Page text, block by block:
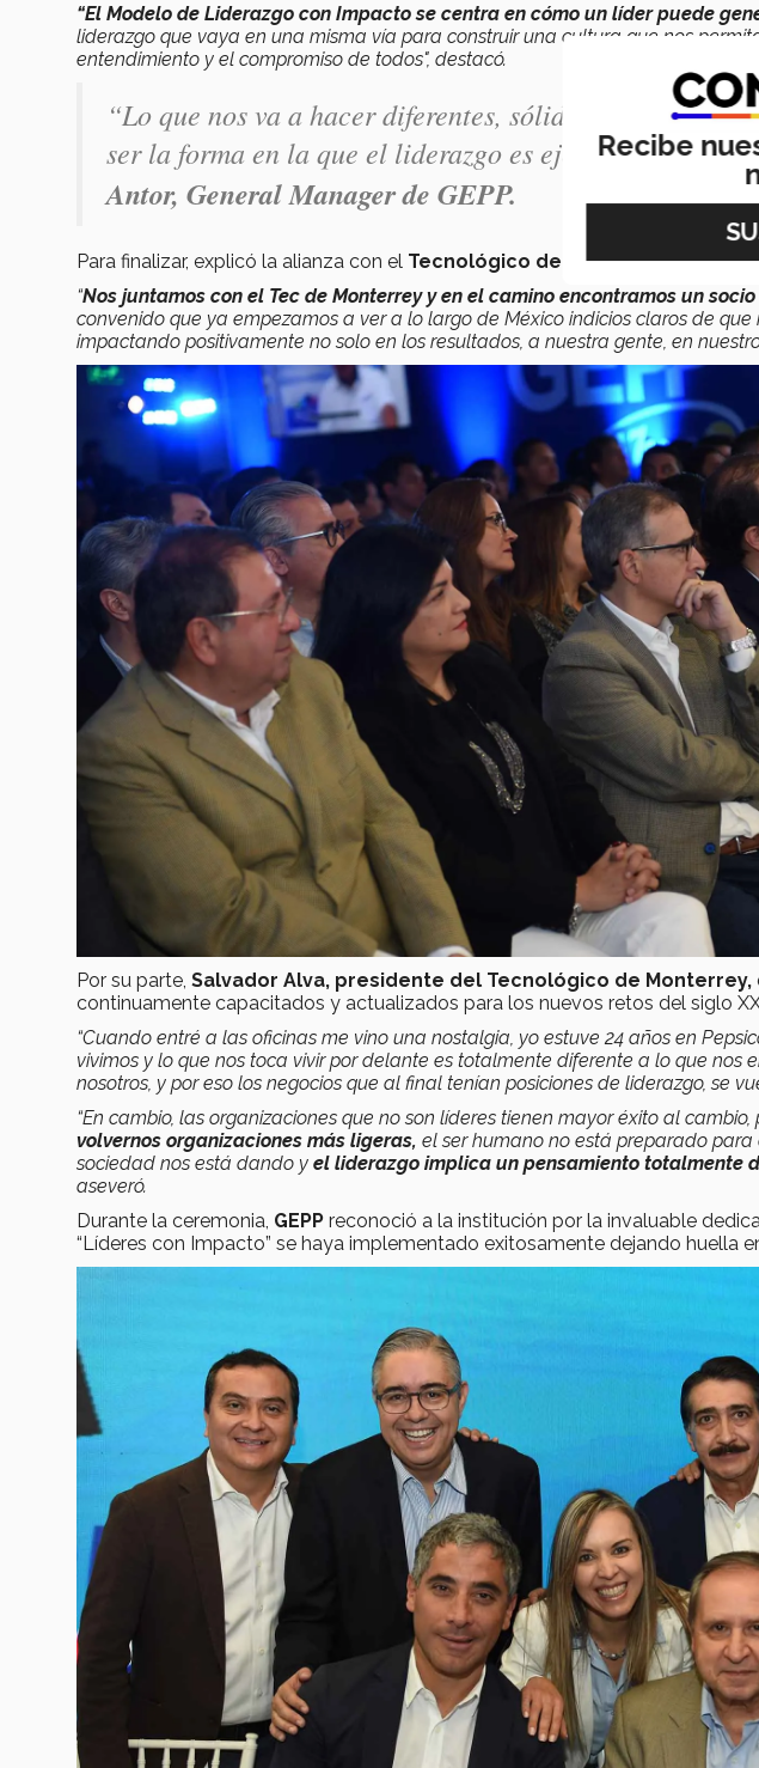
“El Modelo de Liderazgo con Impactose centra en cómo un líder puede
liderazgo que vaya en una misma vía para construir una cultura que nos
entendimiento y el compromiso de todos", destacó.
“Lo que nos va a hacer diferentes, sólidos, más
ser la forma en la que el liderazgo es ejercido en
Antor, General Manager de GEPP.
Para finalizar, explicó la alianza con el Tecnológico de Monterreypara
“Nos juntamos con el Tec de Monterrey y en el camino encontramos un
convenido que ya empezamos a ver a lo largo de México indicios claros de que
impactando positivamente no solo en los resultados, a nuestra gente, en
Por su parte, Salvador Alva, presidente del Tecnológico de Monterrey,
continuamente capacitados y actualizados para los nuevos retos del siglo
“Cuando entré a las oficinas me vino una nostalgia, yo estuve 24 años en
vivimos y lo que nos toca vivir por delante es totalmente diferente a lo que nos
nosotros, y por eso los negocios que al final tenían posiciones de liderazgo, se
“En cambio, las organizaciones que no son líderes tienen mayor éxito al cambio,
volvernos organizaciones más ligeras, el ser humano no está preparado
sociedad nos está dando y el liderazgo implica un pensamiento totalmente
aseveró.
Durante la ceremonia, GEPP reconoció a la institución por la invaluable
“Líderes con Impacto” se haya implementado exitosamente dejando huella
Recibe